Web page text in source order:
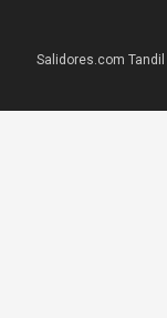
Salidores.com